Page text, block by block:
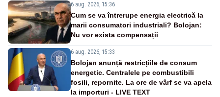
6 aug. 2026, 15:36
Cum se va întrerupe energia electrică la
marii consumatori industriali? Bolojan:
Nu vor exista compensații
6 aug. 2026, 15:33
Bolojan anunță restricțiile de consum
energetic. Centralele pe combustibili
fosili, repornite. La ore de vârf se va apela
la importuri - LIVE TEXT